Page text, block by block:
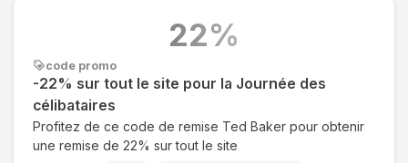
code promo
-22% sur tout le site pour la Journée des
célibataires
Profitez de ce code de remise Ted Baker pour obtenir
une remise de 22% sur tout le site
22%